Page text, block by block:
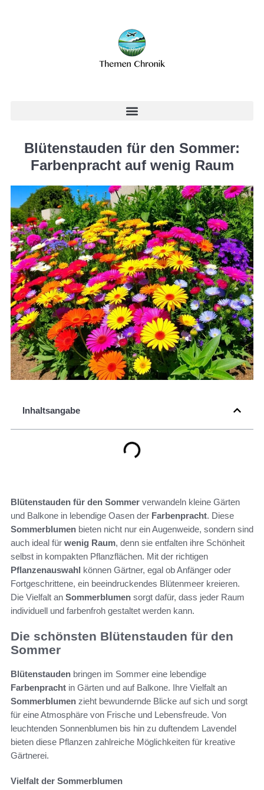
Blütenstauden für den Sommer:
Farbenpracht auf wenig Raum
Inhaltsangabe
Blütenstauden für den Sommer verwandeln kleine Gärten
und Balkone in lebendige Oasen der Farbenpracht. Diese
Sommerblumen bieten nicht nur ein Augenweide, sondern sind
auch ideal für wenig Raum, denn sie entfalten ihre Schönheit
selbst in kompakten Pflanzflächen. Mit der richtigen
Pflanzenauswahl können Gärtner, egal ob Anfänger oder
Fortgeschrittene, ein beeindruckendes Blütenmeer kreieren.
Die Vielfalt an Sommerblumen sorgt dafür, dass jeder Raum
individuell und farbenfroh gestaltet werden kann.
Die schönsten Blütenstauden für den
Sommer
Blütenstauden bringen im Sommer eine lebendige
Farbenpracht in Gärten und auf Balkone. Ihre Vielfalt an
Sommerblumen zieht bewundernde Blicke auf sich und sorgt
für eine Atmosphäre von Frische und Lebensfreude. Von
leuchtenden Sonnenblumen bis hin zu duftendem Lavendel
bieten diese Pflanzen zahlreiche Möglichkeiten für kreative
Gärtnerei.
Vielfalt der Sommerblumen